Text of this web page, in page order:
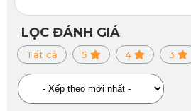
Camera hành trình KATA
Thiết kế nhỏ gọn, sang trọng,
cấp của xe.
LỌC ĐÁNH GIÁ
Tất cả 5 4 3